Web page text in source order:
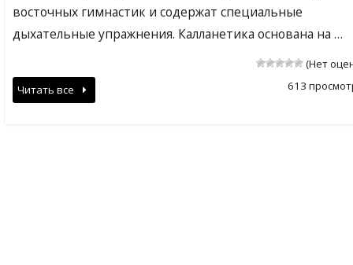
восточных гимнастик и содержат специальные
дыхательные упражнения. Калланетика основана на …
(Нет
613
Читать все